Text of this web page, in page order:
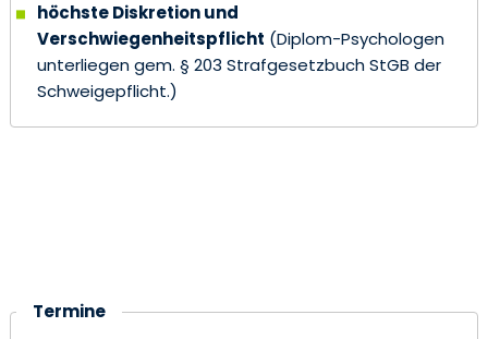
höchste Diskretion und
Verschwiegenheitspflicht (Diplom-Psychologen
unterliegen gem. § 203 Strafgesetzbuch StGB der
Schweigepflicht.)
Termine